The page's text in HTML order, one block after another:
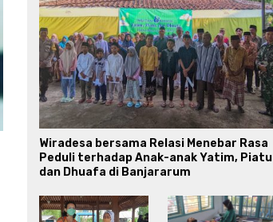
Wiradesa bersama Relasi Menebar Rasa
Peduli terhadap Anak-anak Yatim, Piatu
dan Dhuafa di Banjararum